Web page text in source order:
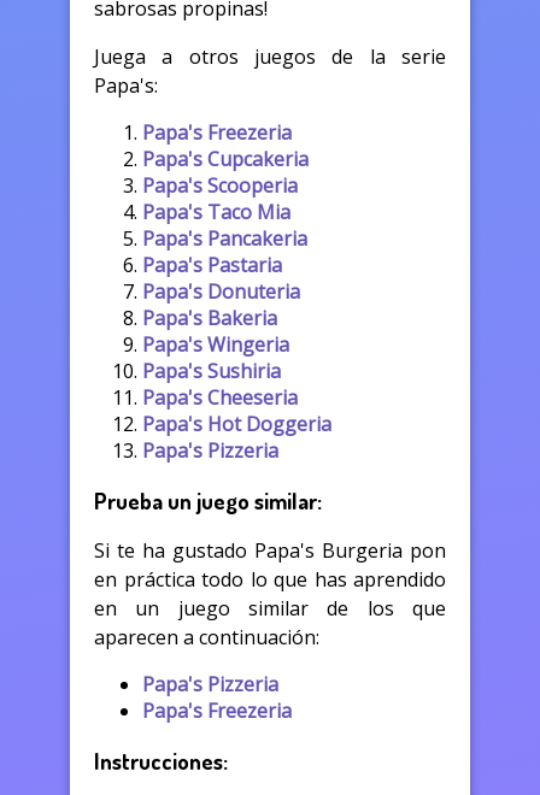
sabrosas propinas!
Juega a otros juegos de la serie
Papa's:
Papa's Freezeria
Papa's Cupcakeria
Papa's Scooperia
Papa's Taco Mia
Papa's Pancakeria
Papa's Pastaria
Papa's Donuteria
Papa's Bakeria
Papa's Wingeria
Papa's Sushiria
Papa's Cheeseria
Papa's Hot Doggeria
Papa's Pizzeria
Prueba un juego similar:
Si te ha gustado Papa's Burgeria pon
en práctica todo lo que has aprendido
en un juego similar de los que
aparecen a continuación:
Papa's Pizzeria
Papa's Freezeria
Instrucciones: